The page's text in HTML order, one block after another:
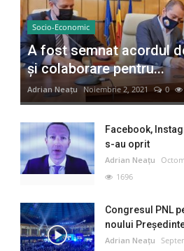
Socio-Economic
A fost semnat acordul
și colaborare pentru...
Adrian Neațu Noiembrie 2, 2021 0
Facebook,
s-au oprit
Adrian Neațu
1696
Congresul PNL
noului
Adrian Neațu